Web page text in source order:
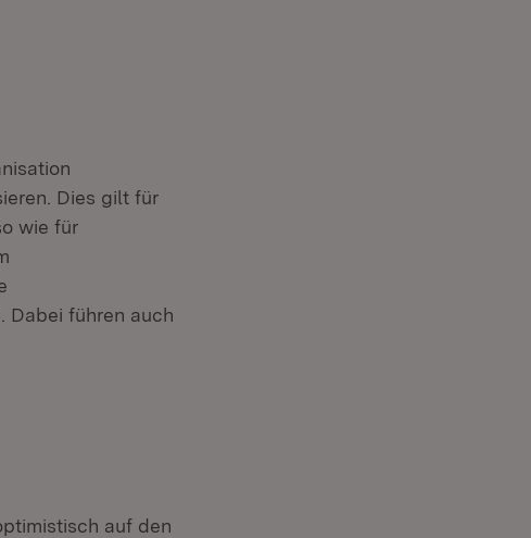
Dies gilt für
wie für
Dabei führen auch
auf den